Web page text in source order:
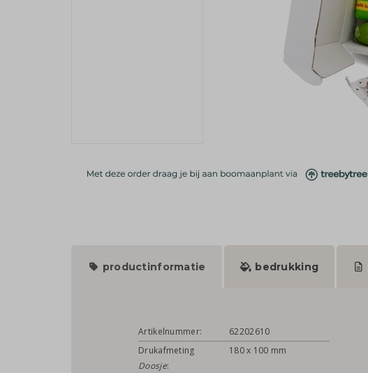
productinformatie bedrukking
Artikelnummer:
62202610
Drukafmeting
Doosje:
180 x 100 mm